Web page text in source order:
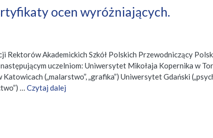
ocen wyróżniających.
Akademickich Szkół Polskich Przewodniczący
uczelniom: Uniwersytet Mikołaja Kopernika w
Katowicach („malarstwo”, „grafika”) Uniwersytet Gdański
… Czytaj dalej